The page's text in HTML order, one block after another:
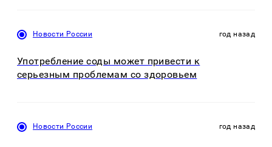
Новости России год назад
Употребление соды может привести к
серьезным проблемам со здоровьем
Новости России год назад